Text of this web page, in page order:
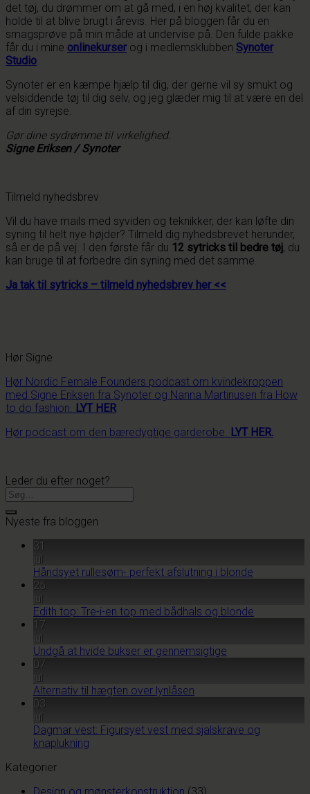
det tøj, du drømmer om at gå med, i en høj kvalitet, der kan
holde til at blive brugt i årevis. Her på bloggen får du en
smagsprøve på min måde at undervise på. Den fulde pakke
får du i mine onlinekurserog i medlemsklubben Synoter
Studio.
Synoter er en kæmpe hjælp til dig, der gerne vil sy smukt og
velsiddende tøj til dig selv, og jeg glæder mig til at være en del
af din syrejse.
Gør dine sydrømme til virkelighed.
Signe Eriksen / Synoter
Tilmeld nyhedsbrev
Vil du have mails med syviden og teknikker, der kan løfte din
syning til helt nye højder? Tilmeld dig nyhedsbrevet herunder,
så er de på vej. I den første får du 12 sytricks til bedre tøj, du
kan bruge til at forbedre din syning med det samme.
Ja tak til sytricks – tilmeld nyhedsbrev her <<
Hør Signe
Hør Nordic Female Founders podcast om kvindekroppen
med Signe Eriksen fra Synoter og Nanna Martinusen fra How
to do fashion. LYT HER
Hør podcast om den bæredygtige garderobe. LYT HER.
Leder du efter noget?
Nyeste fra bloggen
31
jul
Håndsyet rullesøm- perfekt afslutning i blonde
25
jul
Edith top: Tre-i-en top med bådhals og blonde
17
jul
Undgå at hvide bukser er gennemsigtige
07
jul
Alternativ til hægten over lynlåsen
03
jul
Dagmar vest: Figursyet vest med sjalskrave og
knaplukning
Kategorier